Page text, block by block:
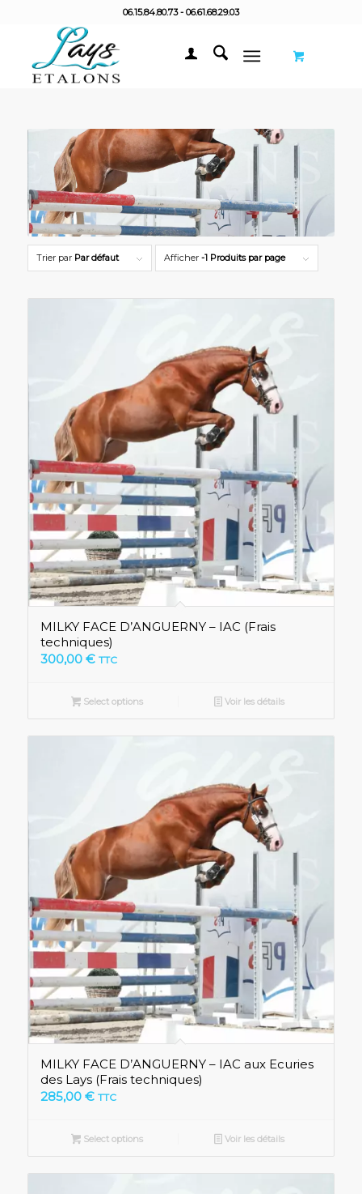
06.15.84.80.73 - 06.61.68.29.03
Trier par Par défaut Afficher -1 Produits par page
MILKY FACE D’ANGUERNY – IAC (Frais
techniques)
300,00 € TTC
Select options Voir les détails
MILKY FACE D’ANGUERNY – IAC aux Ecuries
des Lays (Frais techniques)
285,00 € TTC
Select options Voir les détails